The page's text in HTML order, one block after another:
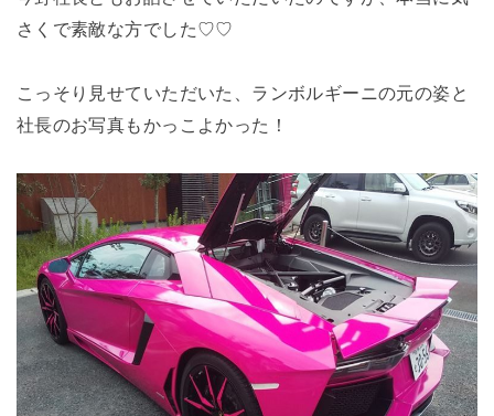
さくで素敵な方でした♡♡
こっそり見せていただいた、ランボルギーニの元の姿と
社長のお写真もかっこよかった！